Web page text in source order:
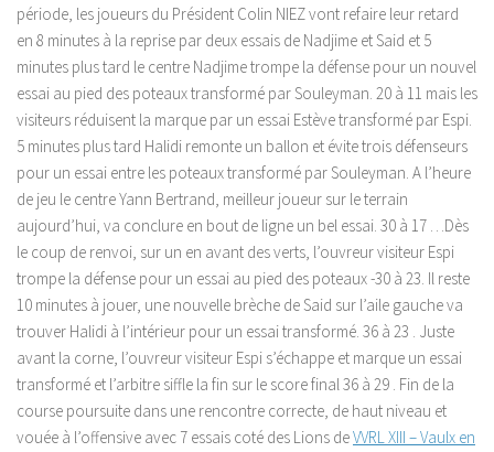
période, les joueurs du Président Colin NIEZ vont refaire leur retard
en 8 minutes à la reprise par deux essais de Nadjime et Said et 5
minutes plus tard le centre Nadjime trompe la défense pour un nouvel
essai au pied des poteaux transformé par Souleyman. 20 à 11 mais les
visiteurs réduisent la marque par un essai Estève transformé par Espi.
5 minutes plus tard Halidi remonte un ballon et évite trois défenseurs
pour un essai entre les poteaux transformé par Souleyman. A l’heure
de jeu le centre Yann Bertrand, meilleur joueur sur le terrain
aujourd’hui, va conclure en bout de ligne un bel essai. 30 à 17 …Dès
le coup de renvoi, sur un en avant des verts, l’ouvreur visiteur Espi
trompe la défense pour un essai au pied des poteaux -30 à 23. Il reste
10 minutes à jouer, une nouvelle brèche de Said sur l’aile gauche va
trouver Halidi à l’intérieur pour un essai transformé. 36 à 23 . Juste
avant la corne, l’ouvreur visiteur Espi s’échappe et marque un essai
transformé et l’arbitre siffle la fin sur le score final 36 à 29 . Fin de la
course poursuite dans une rencontre correcte, de haut niveau et
vouée à l’offensive avec 7 essais coté des Lions deVVRL XIII – Vaulx en